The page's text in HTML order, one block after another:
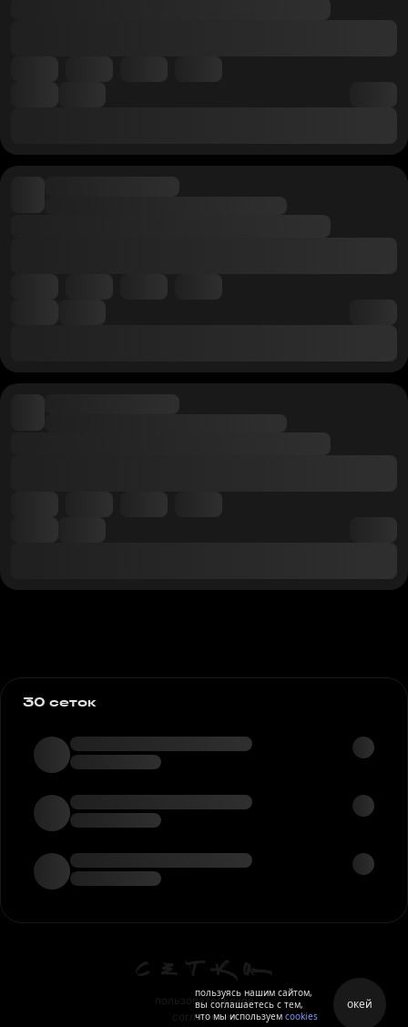
30 сеток
пользовательское
соглашение
пользуясь нашим сайтом,
вы соглашаетесь с тем,
что мы используем cookies
окей